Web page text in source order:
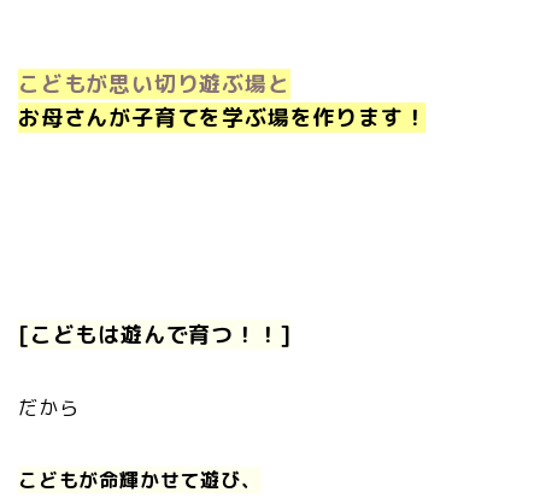
こどもが思い切り遊ぶ場と
お母さんが子育てを学ぶ場を作ります！
[こどもは遊んで育つ！！]
だから
こどもが命輝かせて遊び、